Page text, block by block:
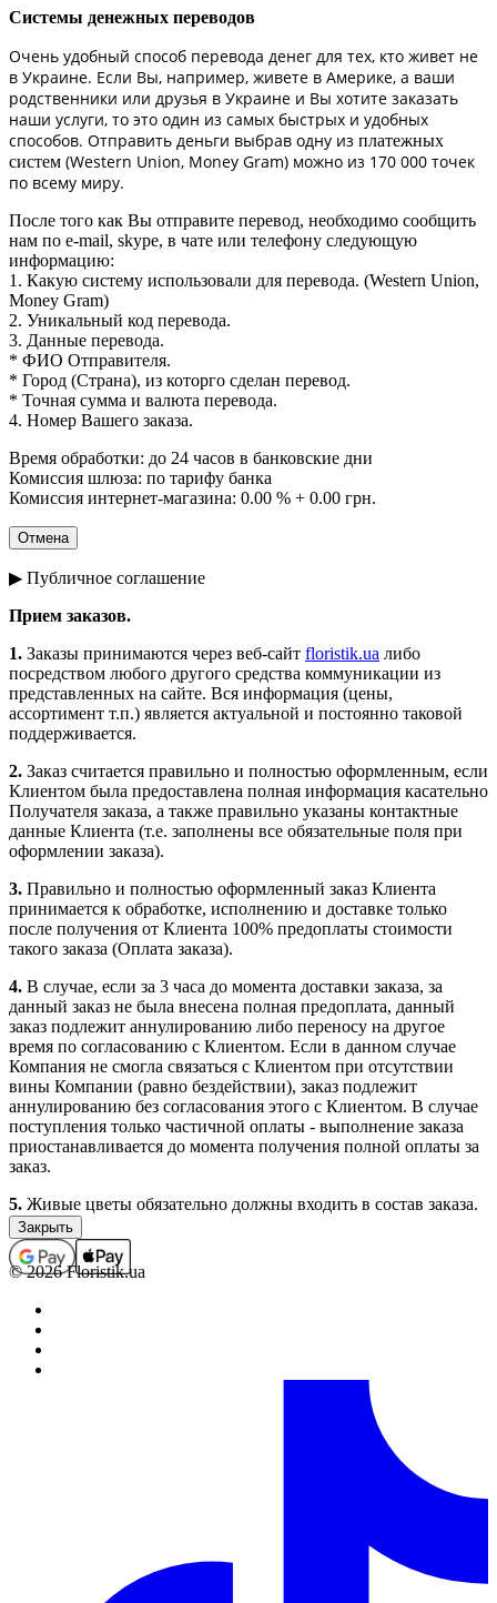
Системы денежных переводов
Очень удобный способ перевода денег для тех, кто живет не
в Украине. Если Вы, например, живете в Америке, а ваши
родственники или друзья в Украине и Вы хотите заказать
наши услуги, то это один из самых быстрых и удобных
способов. Отправить деньги выбрав одну из платежных
систем (Western Union, Money Gram) можно из 170 000 точек
по всему миру.
После того как Вы отправите перевод, необходимо сообщить
нам по e-mail, skype, в чате или телефону следующую
информацию:
1. Какую систему использовали для перевода. (Western Union,
Money Gram)
2. Уникальный код перевода.
3. Данные перевода.
* ФИО Отправителя.
* Город (Страна), из которго сделан перевод.
* Точная сумма и валюта перевода.
4. Номер Вашего заказа.
Время обработки: до 24 часов в банковские дни
Комиссия шлюза: по тарифу банка
Комиссия интернет-магазина: 0.00 % + 0.00 грн.
▶ Публичное соглашение
Прием заказов.
1. Заказы принимаются через веб-сайт floristik.ua либо
посредством любого другого средства коммуникации из
представленных на сайте. Вся информация (цены,
ассортимент т.п.) является актуальной и постоянно таковой
поддерживается.
2. Заказ считается правильно и полностью оформленным, если
Клиентом была предоставлена полная информация касательно
Получателя заказа, а также правильно указаны контактные
данные Клиента (т.е. заполнены все обязательные поля при
оформлении заказа).
3. Правильно и полностью оформленный заказ Клиента
принимается к обработке, исполнению и доставке только
после получения от Клиента 100% предоплаты стоимости
такого заказа (Оплата заказа).
4. В случае, если за 3 часа до момента доставки заказа, за
данный заказ не была внесена полная предоплата, данный
заказ подлежит аннулированию либо переносу на другое
время по согласованию с Клиентом. Если в данном случае
Компания не смогла связаться с Клиентом при отсутствии
вины Компании (равно бездействии), заказ подлежит
аннулированию без согласования этого с Клиентом. В случае
поступления только частичной оплаты - выполнение заказа
приостанавливается до момента получения полной оплаты за
заказ.
5. Живые цветы обязательно должны входить в состав заказа.
Заказы, которые не содержат в своем составе цветочной
продукции (срезанные живые и комнатные цветы), не
принимаются, а ошибочно принятые подлежат
аннулированию (с возвратом средств, если заказ был оплачен).
В отдельных случаях выполнение заказов, которые не
содержат в своем составе цветочной продукции, возможно
только по предварительному согласованию с менеджером.
Полностью оформленным и принятым к выполнению,
или выполнения находится заказ в данный момент времени.
Статусы заказов изменяются круглосуточно в
© 2026 Floristik.ua